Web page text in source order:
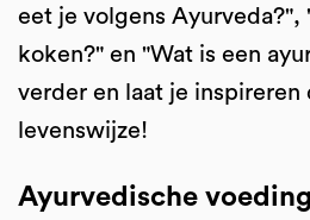
eet je volgens Ayurveda?",
koken?" en "Wat is een
verder en laat je inspireren
levenswijze!
Ayurvedische